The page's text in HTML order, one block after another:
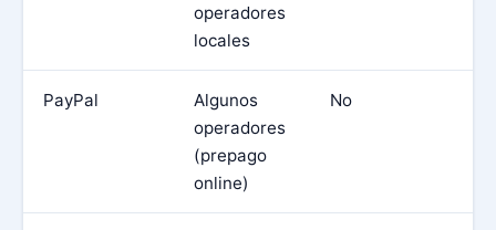
operadores
locales
PayPal
Algunos
operadores
(prepago
online)
No